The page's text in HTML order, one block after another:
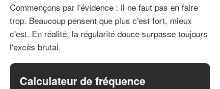
Commençons par l'évidence : il ne faut pas en faire
trop. Beaucoup pensent que plus c'est fort, mieux
c'est. En réalité, la régularité douce surpasse toujours
l'excès brutal.
Calculateur de fréquence